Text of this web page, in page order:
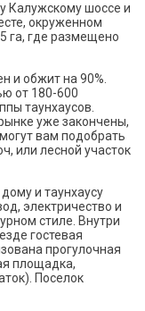
Калужскому шоссе и
окруженном
га, где размещено
и обжит на 90%.
от 180-600
таунхаусов.
уже закончены,
вам подобрать
или лесной участок
и таунхаусу
электричество и
стиле. Внутри
гостевая
прогулочная
площадка,
Поселок